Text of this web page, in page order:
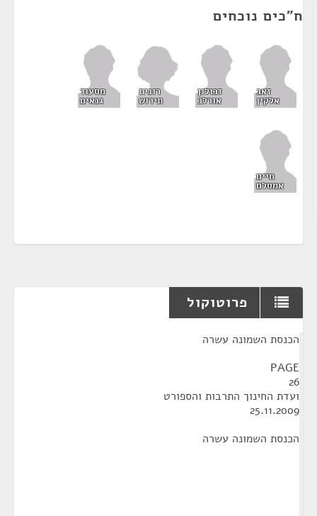
ח"כים נוכחים
זאב
אלקין
זבולון
אורלב
רונית
תירוש
מסעוד
גנאים
חיים
אמסלם
פרוטוקול
הכנסת השמונה עשרה
PAGE
26
ועדת החינוך התרבות והספורט
25.11.2009
הכנסת השמונה עשרה